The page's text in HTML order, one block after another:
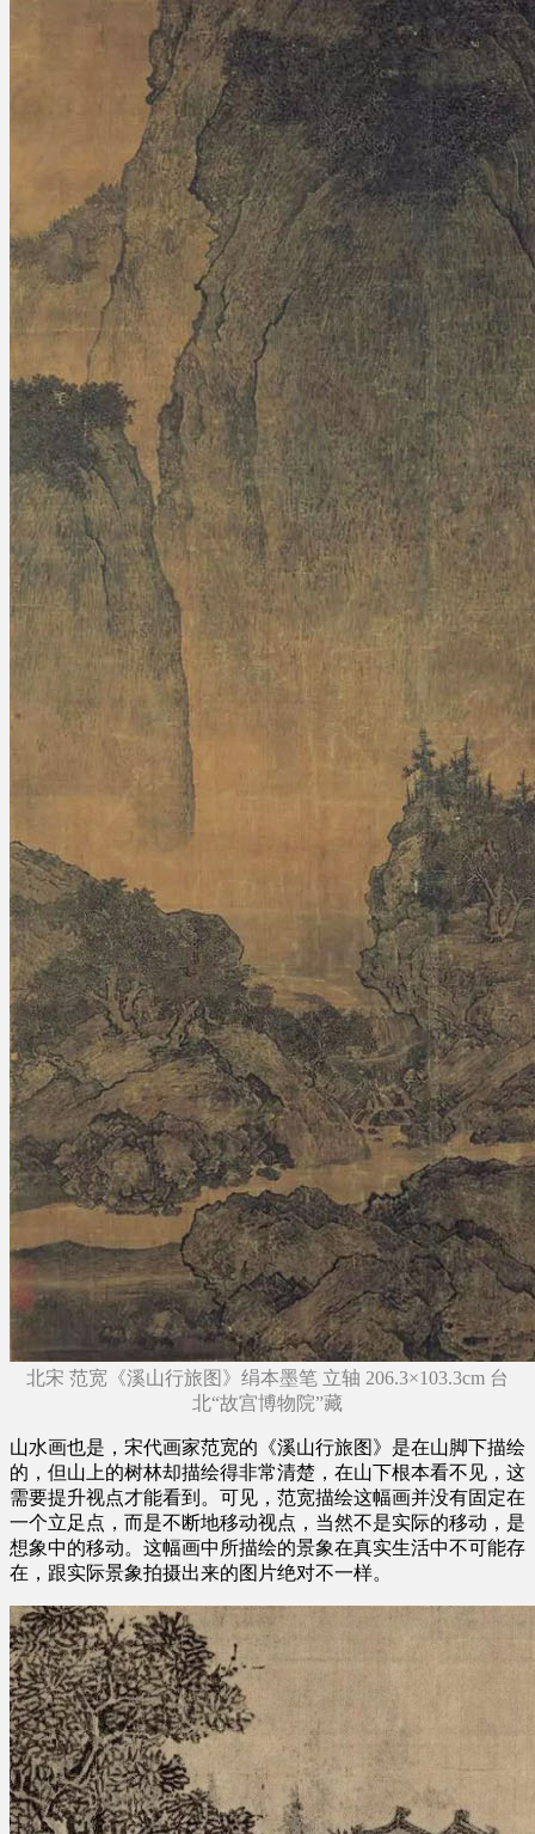
北宋 范宽《溪山行旅图》绢本墨笔 立轴 206.3×103.3cm 台
北“故宫博物院”藏
山水画也是，宋代画家范宽的《溪山行旅图》是在山脚下描绘
的，但山上的树林却描绘得非常清楚，在山下根本看不见，这
需要提升视点才能看到。可见，范宽描绘这幅画并没有固定在
一个立足点，而是不断地移动视点，当然不是实际的移动，是
想象中的移动。这幅画中所描绘的景象在真实生活中不可能存
在，跟实际景象拍摄出来的图片绝对不一样。